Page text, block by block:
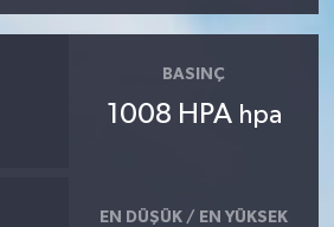
BASINÇ
1008 HPA hpa
EN DÜŞÜK / EN YÜKSEK